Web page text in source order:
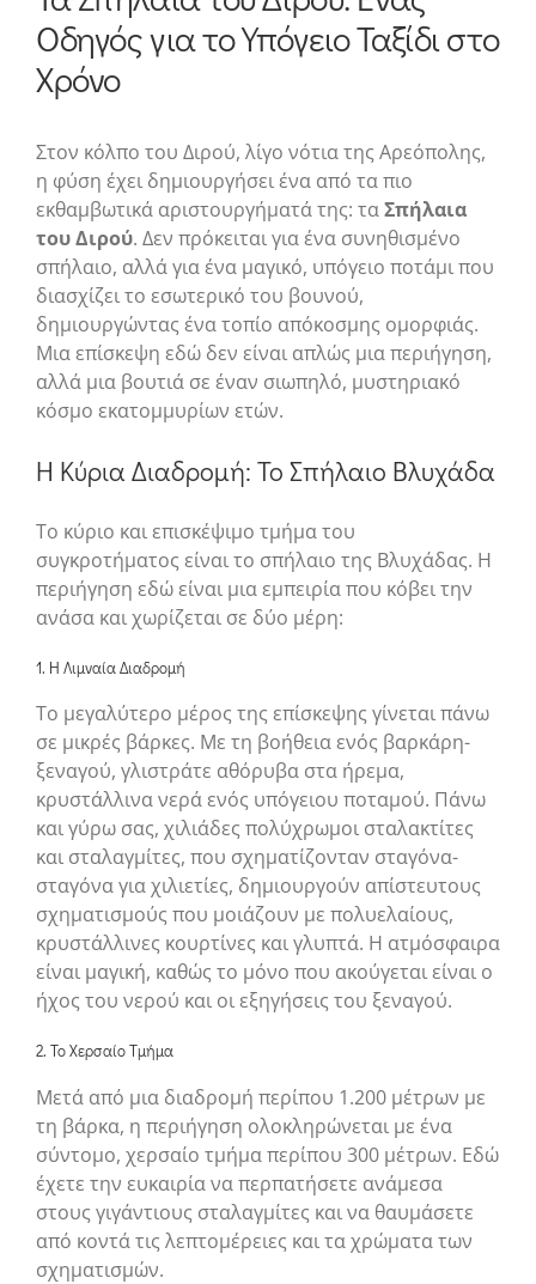
Οδηγός για το Υπόγειο Ταξίδι στο
Χρόνο
Στον κόλπο του Διρού, λίγο νότια της Αρεόπολης,
η φύση έχει δημιουργήσει ένα από τα πιο
εκθαμβωτικά αριστουργήματά της: ταΣπήλαια
του Διρού. Δεν πρόκειται για ένα συνηθισμένο
σπήλαιο, αλλά για ένα μαγικό, υπόγειο ποτάμι που
διασχίζει το εσωτερικό του βουνού,
δημιουργώντας ένα τοπίο απόκοσμης ομορφιάς.
Μια επίσκεψη εδώ δεν είναι απλώς μια περιήγηση,
αλλά μια βουτιά σε έναν σιωπηλό, μυστηριακό
κόσμο εκατομμυρίων ετών.
Η Κύρια Διαδρομή: Το Σπήλαιο Βλυχάδα
Το κύριο και επισκέψιμο τμήμα του
συγκροτήματος είναι το σπήλαιο της Βλυχάδας. Η
περιήγηση εδώ είναι μια εμπειρία που κόβει την
ανάσα και χωρίζεται σε δύο μέρη:
1. Η Λιμναία Διαδρομή
Το μεγαλύτερο μέρος της επίσκεψης γίνεται πάνω
σε μικρές βάρκες. Με τη βοήθεια ενός βαρκάρη-
ξεναγού, γλιστράτε αθόρυβα στα ήρεμα,
κρυστάλλινα νερά ενός υπόγειου ποταμού. Πάνω
και γύρω σας, χιλιάδες πολύχρωμοι σταλακτίτες
και σταλαγμίτες, που σχηματίζονταν σταγόνα-
σταγόνα για χιλιετίες, δημιουργούν απίστευτους
σχηματισμούς που μοιάζουν με πολυελαίους,
κρυστάλλινες κουρτίνες και γλυπτά. Η ατμόσφαιρα
είναι μαγική, καθώς το μόνο που ακούγεται είναι ο
ήχος του νερού και οι εξηγήσεις του ξεναγού.
2. Το Χερσαίο Τμήμα
Μετά από μια διαδρομή περίπου 1.200 μέτρων με
τη βάρκα, η περιήγηση ολοκληρώνεται με ένα
σύντομο, χερσαίο τμήμα περίπου 300 μέτρων. Εδώ
έχετε την ευκαιρία να περπατήσετε ανάμεσα
στους γιγάντιους σταλαγμίτες και να θαυμάσετε
από κοντά τις λεπτομέρειες και τα χρώματα των
σχηματισμών.